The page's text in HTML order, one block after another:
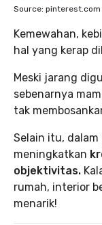
Source: pinterest.com
Kemewahan,
hal yang kerap
Meski jarang
sebenarnya
tak
Selain itu, dalam
meningkatkan
objektivitas.
rumah, interior
menarik!